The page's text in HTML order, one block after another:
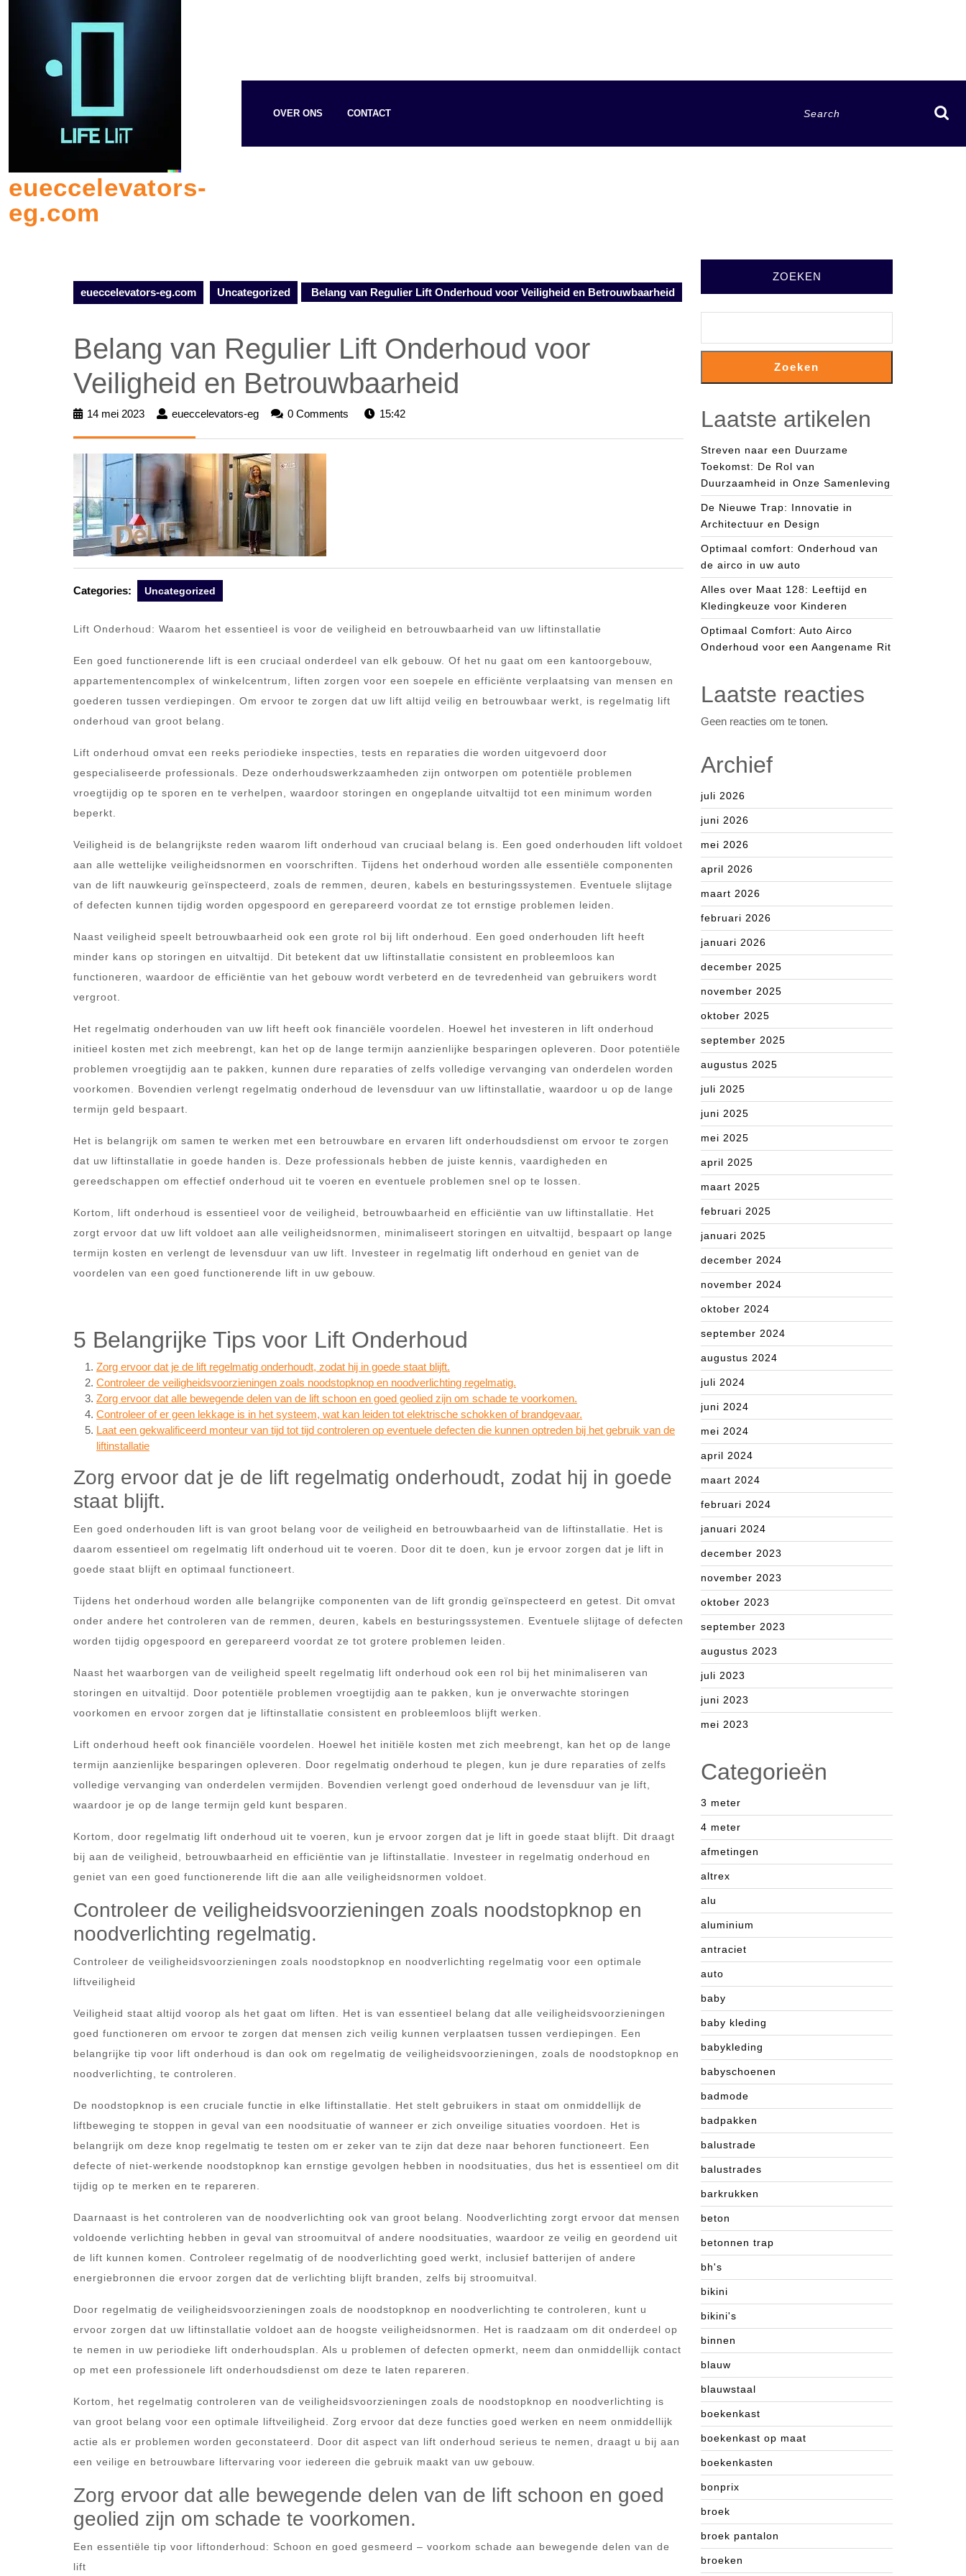
eueccelevators-
eg.com
OVER ONS CONTACT
eueccelevators-eg.com Uncategorized Belang van Regulier Lift Onderhoud voor Veiligheid en Betrouwbaarheid
Belang van Regulier Lift Onderhoud voor
Veiligheid en Betrouwbaarheid
14 mei 2023
14
eueccelevators-eg
eueccelevators-
0 Comments 15:42
Categories: Uncategorized
Lift Onderhoud: Waarom het essentieel is voor de veiligheid en betrouwbaarheid van uw liftinstallatie
Een goed functionerende lift is een cruciaal onderdeel van elk gebouw. Of het nu gaat om een kantoorgebouw,
appartementencomplex of winkelcentrum, liften zorgen voor een soepele en efficiënte verplaatsing van mensen en
goederen tussen verdiepingen. Om ervoor te zorgen dat uw lift altijd veilig en betrouwbaar werkt, is regelmatig lift
onderhoud van groot belang.
Lift onderhoud omvat een reeks periodieke inspecties, tests en reparaties die worden uitgevoerd door
gespecialiseerde professionals. Deze onderhoudswerkzaamheden zijn ontworpen om potentiële problemen
vroegtijdig op te sporen en te verhelpen, waardoor storingen en ongeplande uitvaltijd tot een minimum worden
beperkt.
Veiligheid is de belangrijkste reden waarom lift onderhoud van cruciaal belang is. Een goed onderhouden lift voldoet
aan alle wettelijke veiligheidsnormen en voorschriften. Tijdens het onderhoud worden alle essentiële componenten
van de lift nauwkeurig geïnspecteerd, zoals de remmen, deuren, kabels en besturingssystemen. Eventuele slijtage
of defecten kunnen tijdig worden opgespoord en gerepareerd voordat ze tot ernstige problemen leiden.
Naast veiligheid speelt betrouwbaarheid ook een grote rol bij lift onderhoud. Een goed onderhouden lift heeft
minder kans op storingen en uitvaltijd. Dit betekent dat uw liftinstallatie consistent en probleemloos kan
functioneren, waardoor de efficiëntie van het gebouw wordt verbeterd en de tevredenheid van gebruikers wordt
vergroot.
Het regelmatig onderhouden van uw lift heeft ook financiële voordelen. Hoewel het investeren in lift onderhoud
initieel kosten met zich meebrengt, kan het op de lange termijn aanzienlijke besparingen opleveren. Door potentiële
problemen vroegtijdig aan te pakken, kunnen dure reparaties of zelfs volledige vervanging van onderdelen worden
voorkomen. Bovendien verlengt regelmatig onderhoud de levensduur van uw liftinstallatie, waardoor u op de lange
termijn geld bespaart.
Het is belangrijk om samen te werken met een betrouwbare en ervaren lift onderhoudsdienst om ervoor te zorgen
dat uw liftinstallatie in goede handen is. Deze professionals hebben de juiste kennis, vaardigheden en
gereedschappen om effectief onderhoud uit te voeren en eventuele problemen snel op te lossen.
Kortom, lift onderhoud is essentieel voor de veiligheid, betrouwbaarheid en efficiëntie van uw liftinstallatie. Het
zorgt ervoor dat uw lift voldoet aan alle veiligheidsnormen, minimaliseert storingen en uitvaltijd, bespaart op lange
termijn kosten en verlengt de levensduur van uw lift. Investeer in regelmatig lift onderhoud en geniet van de
voordelen van een goed functionerende lift in uw gebouw.
5 Belangrijke Tips voor Lift Onderhoud
Zorg ervoor dat je de lift regelmatig onderhoudt, zodat hij in goede staat blijft.
Controleer de veiligheidsvoorzieningen zoals noodstopknop en noodverlichting regelmatig.
Zorg ervoor dat alle bewegende delen van de lift schoon en goed geolied zijn om schade te voorkomen.
Controleer of er geen lekkage is in het systeem, wat kan leiden tot elektrische schokken of brandgevaar.
Laat een gekwalificeerd monteur van tijd tot tijd controleren op eventuele defecten die kunnen optreden bij het gebruik van de
liftinstallatie
Zorg ervoor dat je de lift regelmatig onderhoudt, zodat hij in goede
staat blijft.
Een goed onderhouden lift is van groot belang voor de veiligheid en betrouwbaarheid van de liftinstallatie. Het is
daarom essentieel om regelmatig lift onderhoud uit te voeren. Door dit te doen, kun je ervoor zorgen dat je lift in
goede staat blijft en optimaal functioneert.
Tijdens het onderhoud worden alle belangrijke componenten van de lift grondig geïnspecteerd en getest. Dit omvat
onder andere het controleren van de remmen, deuren, kabels en besturingssystemen. Eventuele slijtage of defecten
worden tijdig opgespoord en gerepareerd voordat ze tot grotere problemen leiden.
Naast het waarborgen van de veiligheid speelt regelmatig lift onderhoud ook een rol bij het minimaliseren van
storingen en uitvaltijd. Door potentiële problemen vroegtijdig aan te pakken, kun je onverwachte storingen
voorkomen en ervoor zorgen dat je liftinstallatie consistent en probleemloos blijft werken.
Lift onderhoud heeft ook financiële voordelen. Hoewel het initiële kosten met zich meebrengt, kan het op de lange
termijn aanzienlijke besparingen opleveren. Door regelmatig onderhoud te plegen, kun je dure reparaties of zelfs
volledige vervanging van onderdelen vermijden. Bovendien verlengt goed onderhoud de levensduur van je lift,
waardoor je op de lange termijn geld kunt besparen.
Kortom, door regelmatig lift onderhoud uit te voeren, kun je ervoor zorgen dat je lift in goede staat blijft. Dit draagt
bij aan de veiligheid, betrouwbaarheid en efficiëntie van je liftinstallatie. Investeer in regelmatig onderhoud en
geniet van een goed functionerende lift die aan alle veiligheidsnormen voldoet.
Controleer de veiligheidsvoorzieningen zoals noodstopknop en
noodverlichting regelmatig.
Controleer de veiligheidsvoorzieningen zoals noodstopknop en noodverlichting regelmatig voor een optimale
liftveiligheid
Veiligheid staat altijd voorop als het gaat om liften. Het is van essentieel belang dat alle veiligheidsvoorzieningen
goed functioneren om ervoor te zorgen dat mensen zich veilig kunnen verplaatsen tussen verdiepingen. Een
belangrijke tip voor lift onderhoud is dan ook om regelmatig de veiligheidsvoorzieningen, zoals de noodstopknop en
noodverlichting, te controleren.
De noodstopknop is een cruciale functie in elke liftinstallatie. Het stelt gebruikers in staat om onmiddellijk de
liftbeweging te stoppen in geval van een noodsituatie of wanneer er zich onveilige situaties voordoen. Het is
belangrijk om deze knop regelmatig te testen om er zeker van te zijn dat deze naar behoren functioneert. Een
defecte of niet-werkende noodstopknop kan ernstige gevolgen hebben in noodsituaties, dus het is essentieel om dit
tijdig op te merken en te repareren.
Daarnaast is het controleren van de noodverlichting ook van groot belang. Noodverlichting zorgt ervoor dat mensen
voldoende verlichting hebben in geval van stroomuitval of andere noodsituaties, waardoor ze veilig en geordend uit
de lift kunnen komen. Controleer regelmatig of de noodverlichting goed werkt, inclusief batterijen of andere
energiebronnen die ervoor zorgen dat de verlichting blijft branden, zelfs bij stroomuitval.
Door regelmatig de veiligheidsvoorzieningen zoals de noodstopknop en noodverlichting te controleren, kunt u
ervoor zorgen dat uw liftinstallatie voldoet aan de hoogste veiligheidsnormen. Het is raadzaam om dit onderdeel op
te nemen in uw periodieke lift onderhoudsplan. Als u problemen of defecten opmerkt, neem dan onmiddellijk contact
op met een professionele lift onderhoudsdienst om deze te laten repareren.
Kortom, het regelmatig controleren van de veiligheidsvoorzieningen zoals de noodstopknop en noodverlichting is
van groot belang voor een optimale liftveiligheid. Zorg ervoor dat deze functies goed werken en neem onmiddellijk
actie als er problemen worden geconstateerd. Door dit aspect van lift onderhoud serieus te nemen, draagt u bij aan
een veilige en betrouwbare liftervaring voor iedereen die gebruik maakt van uw gebouw.
Zorg ervoor dat alle bewegende delen van de lift schoon en goed
geolied zijn om schade te voorkomen.
Een essentiële tip voor liftonderhoud: Schoon en goed gesmeerd – voorkom schade aan bewegende delen van de
lift
ZOEKEN
Zoeken
Laatste artikelen
Streven naar een Duurzame
Toekomst: De Rol van
Duurzaamheid in Onze Samenleving
De Nieuwe Trap: Innovatie in
Architectuur en Design
Optimaal comfort: Onderhoud van
de airco in uw auto
Alles over Maat 128: Leeftijd en
Kledingkeuze voor Kinderen
Optimaal Comfort: Auto Airco
Onderhoud voor een Aangename Rit
Laatste reacties
Geen reacties om te tonen.
Archief
juli 2026
juni 2026
mei 2026
april 2026
maart 2026
februari 2026
januari 2026
december 2025
november 2025
oktober 2025
september 2025
augustus 2025
juli 2025
juni 2025
mei 2025
april 2025
maart 2025
februari 2025
januari 2025
december 2024
november 2024
oktober 2024
september 2024
augustus 2024
juli 2024
juni 2024
mei 2024
april 2024
maart 2024
februari 2024
januari 2024
december 2023
november 2023
oktober 2023
september 2023
augustus 2023
juli 2023
juni 2023
mei 2023
Categorieën
3 meter
4 meter
afmetingen
altrex
alu
aluminium
antraciet
auto
baby
baby kleding
babykleding
babyschoenen
badmode
badpakken
balustrade
balustrades
barkrukken
beton
betonnen trap
bh's
bikini
bikini's
binnen
blauw
blauwstaal
boekenkast
boekenkast op maat
boekenkasten
bonprix
broek
broek pantalon
broeken